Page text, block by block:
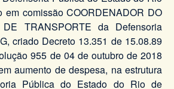
em comissão COORDENADOR DO
DE TRANSPORTE da Defensoria
criado Decreto 13.351 de 15.08.89
955 de 04 de outubro de 2018
aumento de despesa, na estrutura
Pública do Estado do Rio de